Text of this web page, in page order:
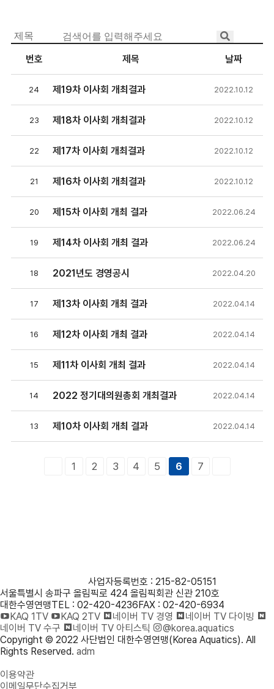
번호 제목 날짜
24 제19차 이사회 개최결과 2022.10.12
23 제18차 이사회 개최결과 2022.10.12
22 제17차 이사회 개최결과 2022.10.12
21 제16차 이사회 개최결과 2022.10.12
20 제15차 이사회 개최 결과 2022.06.24
19 제14차 이사회 개최 결과 2022.06.24
18 2021년도 경영공시 2022.04.20
17 제13차 이사회 개최 결과 2022.04.14
16 제12차 이사회 개최 결과 2022.04.14
15 제11차 이사회 개최 결과 2022.04.14
14 2022 정기대의원총회 개최결과 2022.04.14
13 제10차 이사회 개최 결과 2022.04.14
1 2 3 4 5 6 7
사업자등록번호 : 215-82-05151
서울특별시 송파구 올림픽로 424 올림픽회관 신관 210호
대한수영연맹TEL : 02-420-4236FAX : 02-420-6934
KAQ 1TV
KAQ 2TV 네이버 TV 경영
네이버 TV 다이빙
네이버 TV 수구
네이버 TV 아티스틱
@korea.aquatics
Copyright © 2022 사단법인 대한수영연맹(Korea Aquatics). All
Rights Reserved. adm
이용약관
이메일무단수집거부